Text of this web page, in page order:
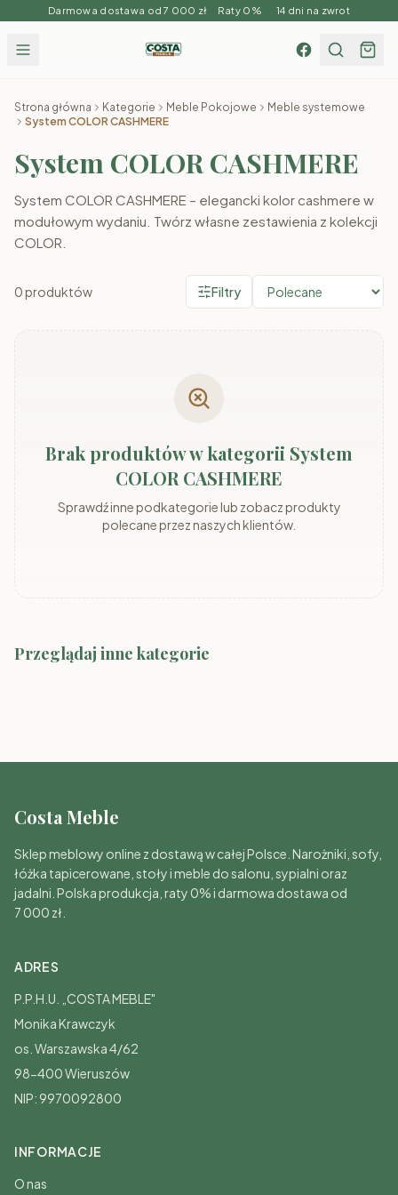
Darmowa dostawa od 7 000 zł Raty 0% 14 dni na zwrot
Strona główna Kategorie Meble Pokojowe
Meble systemowe
System COLOR CASHMERE
System COLOR CASHMERE
System COLOR CASHMERE – elegancki kolor cashmere w
modułowym wydaniu. Twórz własne zestawienia z kolekcji
COLOR.
0produktów Filtry
Brak produktów w kategorii System
COLOR CASHMERE
Sprawdź inne podkategorie lub zobacz produkty
polecane przez naszych klientów.
Przeglądaj inne kategorie
System Marco-2 Kolory
System MARLY
Costa Meble
Sklep meblowy online z dostawą w całej Polsce. Narożniki, sofy,
łóżka tapicerowane, stoły i meble do salonu, sypialni oraz
jadalni. Polska produkcja, raty 0% i darmowa dostawa od
7 000 zł.
ADRES
P.P.H.U. „COSTA MEBLE"
Monika Krawczyk
os. Warszawska 4/62
98-400 Wieruszów
NIP: 9970092800
INFORMACJE
O nas